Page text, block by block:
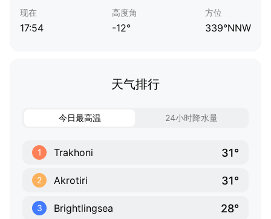
现在
17:54
高度角
-12°
方位
339°NNW
天气排行
今日最高温 24小时降水量
1 Trakhoni 31°
2 Akrotiri 31°
3 Brightlingsea 28°